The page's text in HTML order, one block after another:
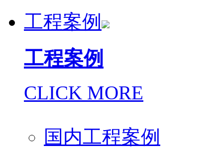
工程案例
工程案例
CLICK MORE
国内工程案例